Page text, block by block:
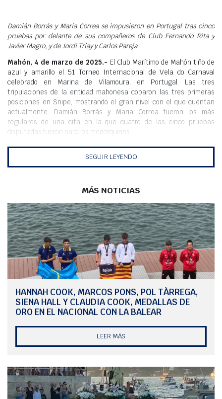
Damián Borrás y María Correa se impusieron en Portugal tras cinco
pruebas por delante de sus compañeros de Club Fernando Rita y
Javier Magro, y de Jordi Triay y Carlos Pareja
Mahón, 4 de marzo de 2025.- El Club Marítimo de Mahón tiño de
azul y amarillo el 51 Torneo Internacional de Vela do Carnaval
celebrado en Marina de Vilamoura, en Portugal. Las tres
tripulaciones de la entidad mahonesa coparon las tres primeras
posiciones en Snipe, mostrando el gran nivel con el que cuentan
actualmente. Damián Borrás y Maria Correa fueron los más
regulares de una cita en la que cuatro de las cinco pruebas
disputadas fueron para los menorquines
Borrás y Correa acabadon en lo alto del podio al acabar con 10
puntos (1,2,3,1,3), 7 tras el descarte, seguidos de Fernando Rita y
Javier Magro, que fueron segundos con 13 puntos (4,1,4,3,1), 9 tras
y Carlos Pareja, quienes acabaron con 23 puntos (2,6,8,5,2), 15 tras
La flota de Snipe del Club Marítimo de Mahón se encuentra en
proceso de preparación del Mundial de Snipe que acogerá la Isla en
septiembre de 2026.
SEGUIR LEYENDO
MÁS NOTICIAS
HANNAH COOK, MARCOS PONS, POL TÀRREGA,
SIENA HALL Y CLAUDIA COOK, MEDALLAS DE
ORO EN EL NACIONAL CON LA BALEAR
LEER MÁS